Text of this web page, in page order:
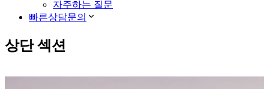
자주하는 질문
빠른상담문의
상단 섹션